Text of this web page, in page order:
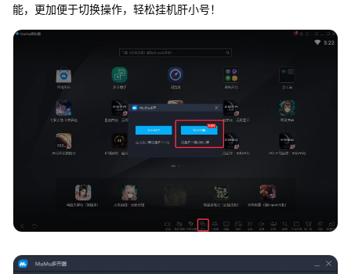
能，更加便于切换操作，轻松挂机肝小号！